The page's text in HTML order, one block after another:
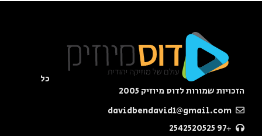
כל
הזכויות שמורות לדוס מיוזיק 2005
+97 2542520525